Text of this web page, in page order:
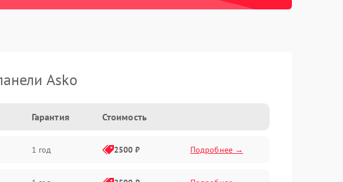
Asko
Гарантия Стоимость
1 год 2500 ₽ Подробнее →